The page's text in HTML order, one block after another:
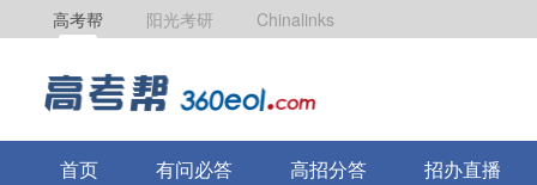
高考帮 阳光考研 Chinalinks
首页 有问必答 高招分答 招办直播